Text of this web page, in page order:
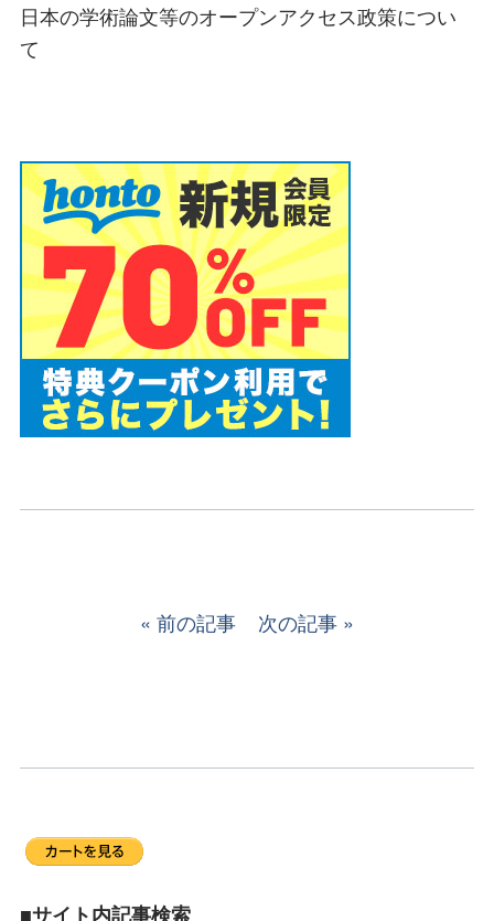
日本の学術論文等のオープンアクセス政策につい
て
前の記事 次の記事
■サイト内記事検索